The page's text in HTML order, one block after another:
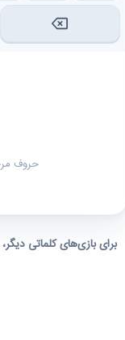
حروف
برای بازی‌های کلماتی